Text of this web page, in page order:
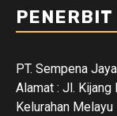
PT. Sempena
Alamat : Jl. Kijang
Kelurahan